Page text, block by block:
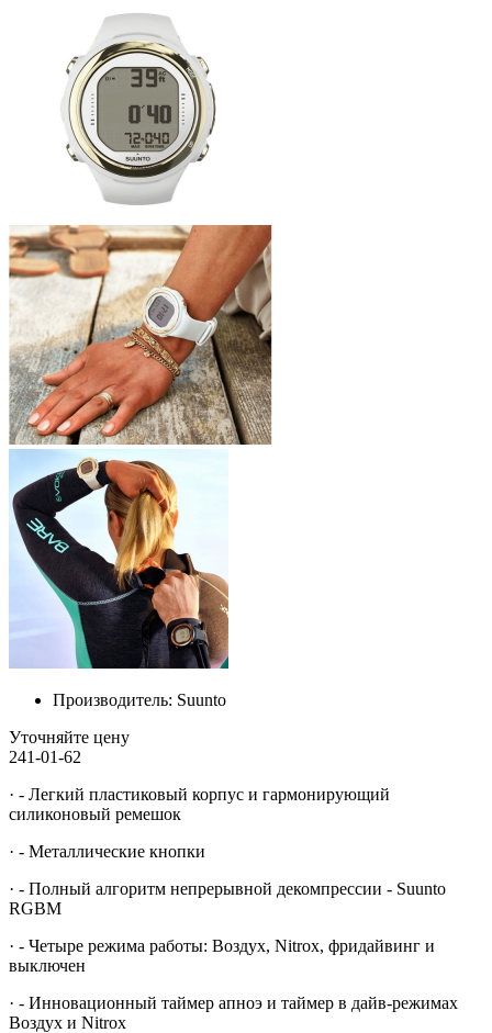
Производитель: Suunto
Уточняйте цену
241-01-62
· - Легкий пластиковый корпус и гармонирующий
силиконовый ремешок
· - Металлические кнопки
· - Полный алгоритм непрерывной декомпрессии - Suunto
RGBM
· - Четыре режима работы: Воздух, Nitrox, фридайвинг и
выключен
· - Инновационный таймер апноэ и таймер в дайв-режимах
Воздух и Nitrox